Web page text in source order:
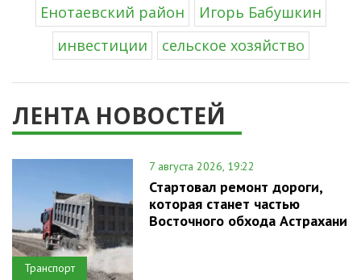
Енотаевский район
Игорь Бабушкин
инвестиции
сельское хозяйство
ЛЕНТА НОВОСТЕЙ
Транспорт
7 августа 2026, 19:22
Стартовал ремонт дороги,
которая станет частью
Восточного обхода Астрахани